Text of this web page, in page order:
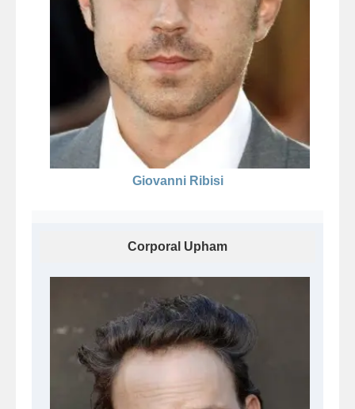
Giovanni Ribisi
Corporal Upham